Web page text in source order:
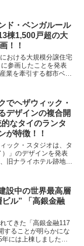
ド・ベンガルール
棟1,500戸超の大
！！
おける大規模分譲住宅
参画したことを発表
業を牽引する都市ベン
でヘザウィック・
デザインの複合開
なタイのランタ
が特徴！！
ック・スタジオは、タ
」のデザインを発表
旧ナライホテル跡地に
設中の世界最高層
ル” 「高銀金融
てきた「高銀金融117
することが明らかにな
には上棟しました